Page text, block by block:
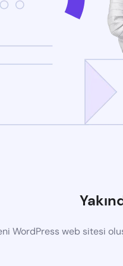
WordPress web sitesi